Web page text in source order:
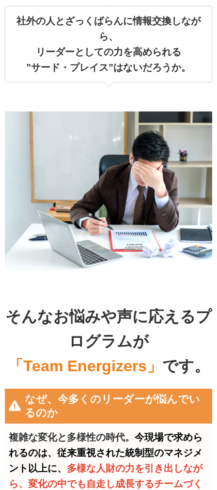
社外の人とざっくばらんに情報交換しなが
ら、
リーダーとしての力を高められる
”サード・プレイス”はないだろうか。
そんなお悩みや声に応えるプ
ログラムが
「Team Energizers」 です。
なぜ、今多くのリーダーが悩んでい
るのか
複雑な変化と多様性の時代。 今現場で求めら
れるのは、従来重視された統制型のマネジメ
ント以上に、 多様な人財の力を引き出しなが
ら、 変化の中でも自走し成長するチームづく